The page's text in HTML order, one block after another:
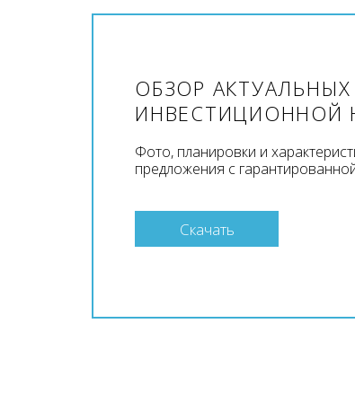
ОБЗОР
ИНВЕСТИЦИОННОЙ
Фото, планировки и
предложения с
Скачать